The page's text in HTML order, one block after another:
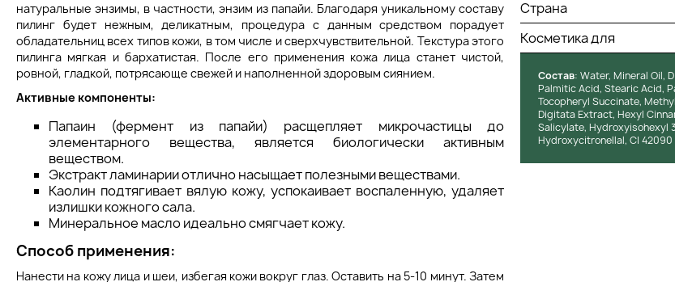
натуральные энзимы, в частности, энзим из папайи. Благодаря уникальному составу
пилинг будет нежным, деликатным, процедура с данным средством порадует
обладательниц всех типов кожи, в том числе и сверхчувствительной. Текстура этого
пилинга мягкая и бархатистая. После его применения кожа лица станет чистой,
ровной, гладкой, потрясающе свежей и наполненной здоровым сиянием.
Активные компоненты:
Папаин (фермент из папайи) расщепляет микрочастицы до
элементарного вещества, является биологически активным
веществом.
Экстракт ламинарии отлично насыщает полезными веществами.
Каолин подтягивает вялую кожу, успокаивает воспаленную, удаляет
излишки кожного сала.
Минеральное масло идеально смягчает кожу.
Способ применения:
Нанести на кожу лица и шеи, избегая кожи вокруг глаз. Оставить на 5-10 минут. Затем
Страна
Косметика для
Состав: Water, Mineral Oil,
Palmitic Acid, Stearic Acid,
Tocopheryl Succinate,
Digitata Extract, Hexyl
Salicylate, Hydroxyisohexyl
Hydroxycitronellal, CI 42090